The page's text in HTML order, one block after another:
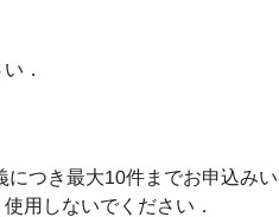
．
つき最大10件までお申込み
用しないでください．